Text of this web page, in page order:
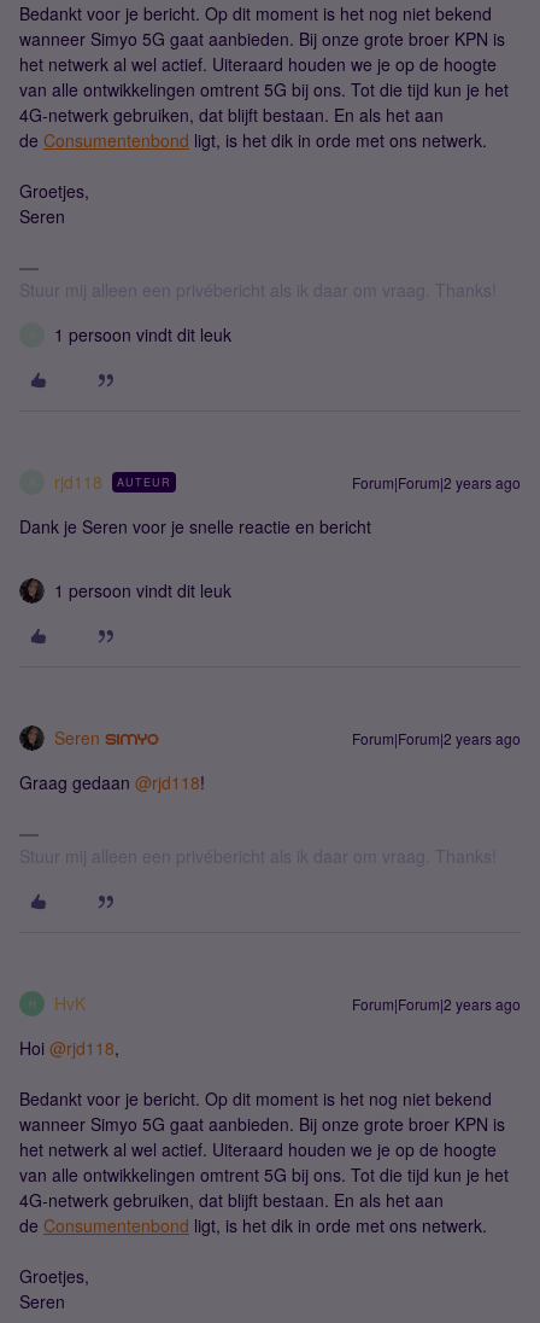
Bedankt voor je bericht. Op dit moment is het nog niet bekend
wanneer Simyo 5G gaat aanbieden. Bij onze grote broer KPN is
het netwerk al wel actief. Uiteraard houden we je op de hoogte
van alle ontwikkelingen omtrent 5G bij ons. Tot die tijd kun je het
4G-netwerk gebruiken, dat blijft bestaan. En als het aan
de Consumentenbond ligt, is het dik in orde met ons netwerk.
Groetjes,
Seren
Stuur mij alleen een privébericht als ik daar om vraag. Thanks!
1 persoon vindt dit leuk
rjd118 AUTEUR Forum|Forum|2 years ago
Dank je Seren voor je snelle reactie en bericht
1 persoon vindt dit leuk
Seren Forum|Forum|2 years ago
Graag gedaan @rjd118!
Stuur mij alleen een privébericht als ik daar om vraag. Thanks!
H HvK Forum|Forum|2 years ago
Hoi @rjd118,
Bedankt voor je bericht. Op dit moment is het nog niet bekend
wanneer Simyo 5G gaat aanbieden. Bij onze grote broer KPN is
het netwerk al wel actief. Uiteraard houden we je op de hoogte
van alle ontwikkelingen omtrent 5G bij ons. Tot die tijd kun je het
4G-netwerk gebruiken, dat blijft bestaan. En als het aan
de Consumentenbond ligt, is het dik in orde met ons netwerk.
Groetjes,
Seren